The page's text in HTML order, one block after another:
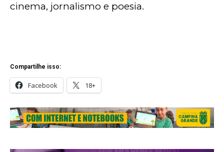
cinema, jornalismo e poesia.
Compartilhe isso:
Facebook 18+